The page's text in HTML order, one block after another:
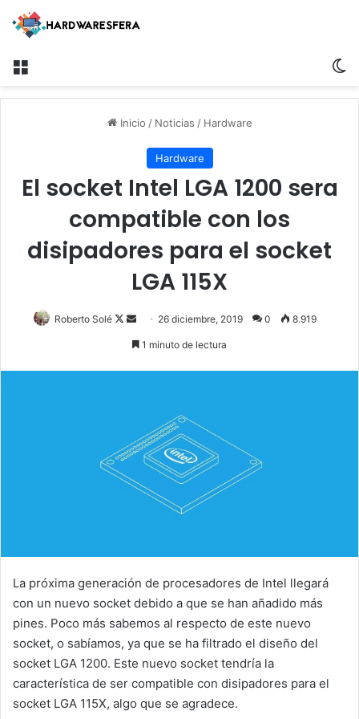
Menú
Inicio / Noticias / Hardware
Hardware
El socket Intel LGA 1200 sera
compatible con los
disipadores para el socket
LGA 115X
Roberto Solé
Follow
on
Send
an
26 diciembre, 2019 0 8.919
1 minuto de lectura
La próxima generación de procesadores de Intel llegará
con un nuevo socket debido a que se han añadido más
pines. Poco más sabemos al respecto de este nuevo
socket, o sabíamos, ya que se ha filtrado el diseño del
socket LGA 1200. Este nuevo socket tendría la
característica de ser compatible con disipadores para el
socket LGA 115X, algo que se agradece.